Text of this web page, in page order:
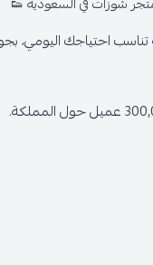
احتياجك اليومي،